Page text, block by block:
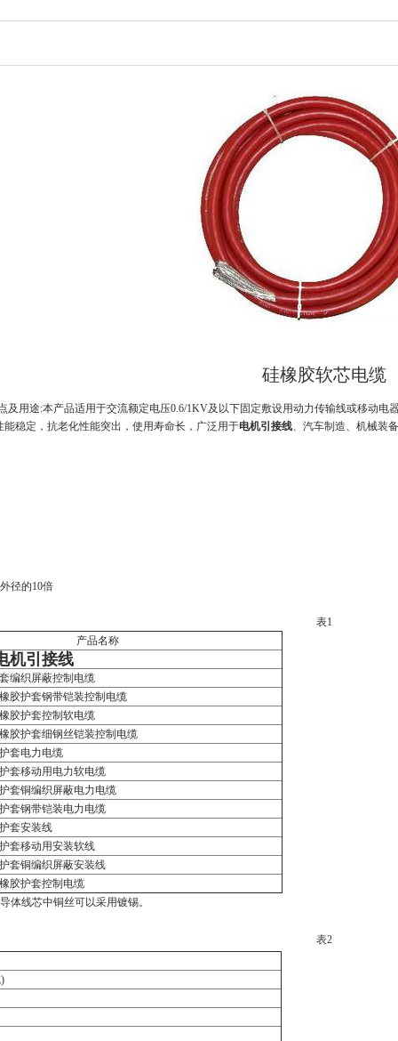
硅橡胶软芯电缆
及用途:本产品适用于交流额定电压0.6/1KV及以下固定敷设用动力传输线或移动
稳定，抗老化性能突出，使用寿命长，广泛用于电机引接线、汽车制造、机械装
径的10倍
表1
产品名称
机引接线
编织屏蔽控制电缆
胶护套钢带铠装控制电缆
胶护套控制软电缆
胶护套细钢丝铠装控制电缆
套电力电缆
套移动用电力软电缆
套铜编织屏蔽电力电缆
套钢带铠装电力电缆
套安装线
套移动用安装软线
套铜编织屏蔽安装线
胶护套控制电缆
体线芯中铜丝可以采用镀锡。
表2